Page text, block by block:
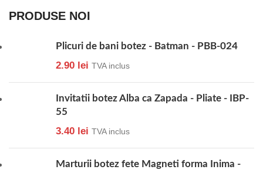
PRODUSE NOI
Plicuri de bani botez - Batman - PBB-024
2.90 lei TVA inclus
Invitatii botez Alba ca Zapada - Pliate - IBP-
55
3.40 lei TVA inclus
Marturii botez fete Magneti forma Inima -